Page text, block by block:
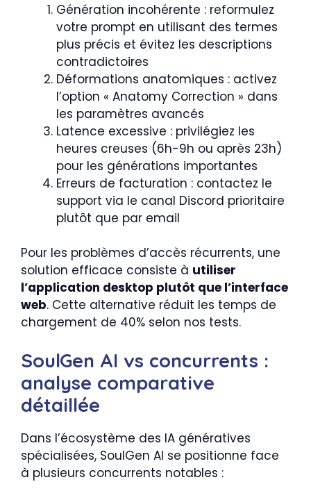
Génération incohérente : reformulez
votre prompt en utilisant des termes
plus précis et évitez les descriptions
contradictoires
Déformations anatomiques : activez
l’option « Anatomy Correction » dans
les paramètres avancés
Latence excessive : privilégiez les
heures creuses (6h-9h ou après 23h)
pour les générations importantes
Erreurs de facturation : contactez le
support via le canal Discord prioritaire
plutôt que par email
Pour les problèmes d’accès récurrents, une
solution efficace consiste à utiliser
l’application desktop plutôt que l’interface
web. Cette alternative réduit les temps de
chargement de 40% selon nos tests.
SoulGen AI vs concurrents :
analyse comparative
détaillée
Dans l’écosystème des IA génératives
spécialisées, SoulGen AI se positionne face
à plusieurs concurrents notables :